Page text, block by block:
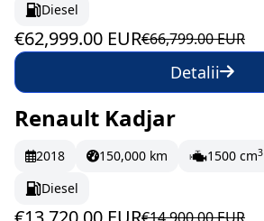
Diesel
€62,999.00 EUR€66,799.00 EUR
Detalii
În stoc 228.67 EUR/lună
Renault Kadjar
2018 150,000 km 1500 cm3
Diesel